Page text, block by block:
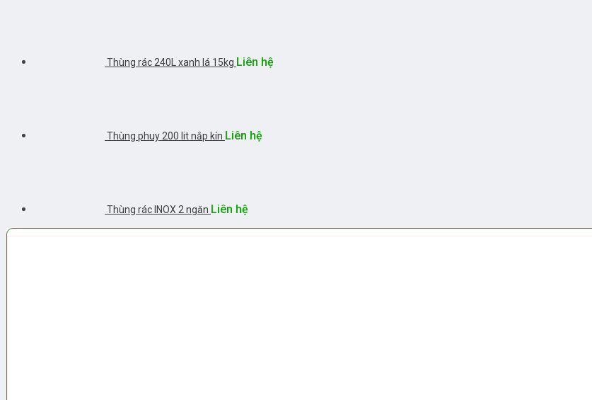
Thùng rác 240L xanh lá 15kg Liên hệ
Thùng phuy 200 lit nắp kín Liên hệ
Thùng rác INOX 2 ngăn Liên hệ